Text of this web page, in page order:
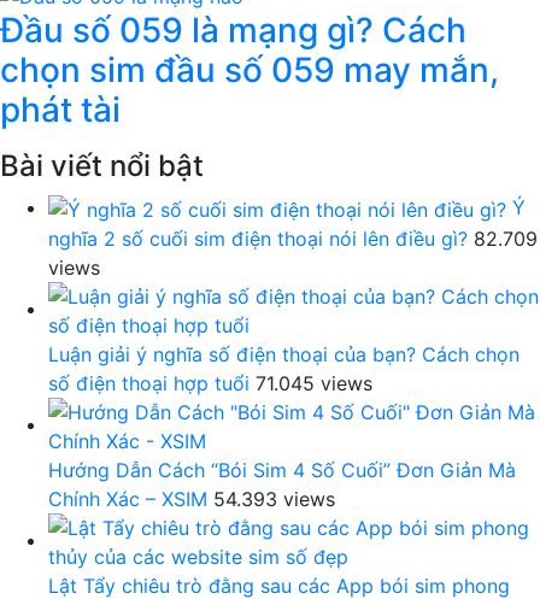
Đầu số 059 là mạng gì? Cách
chọn sim đầu số 059 may mắn,
phát tài
Bài viết nổi bật
Ý
nghĩa 2 số cuối sim điện thoại nói lên điều gì? 82.709
views
Luận giải ý nghĩa số điện thoại của bạn? Cách chọn
số điện thoại hợp tuổi 71.045 views
Hướng Dẫn Cách “Bói Sim 4 Số Cuối” Đơn Giản Mà
Chính Xác – XSIM 54.393 views
Lật Tẩy chiêu trò đằng sau các App bói sim phong